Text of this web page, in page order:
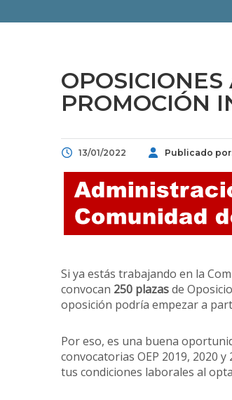
PROMOCIÓN
13/01/2022 Publicado
Si ya estás trabajando en la
convocan 250 plazasde
oposición podría empezar a
Por eso, es una buena
convocatorias OEP 2019, 2020
tus condiciones laborales al